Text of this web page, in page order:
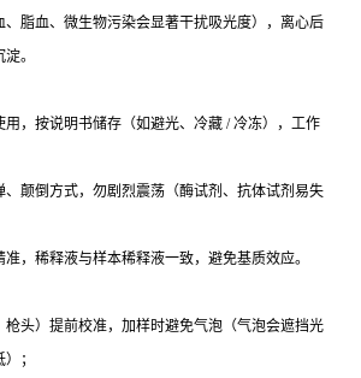
、脂血、微生物污染会显著干扰吸光度），离心后
。
用，按说明书储存（如避光、冷藏 / 冷冻），工作
、颠倒方式，勿剧烈震荡（酶试剂、抗体试剂易失
，稀释液与样本稀释液一致，避免基质效应。
枪头）提前校准，加样时避免气泡（气泡会遮挡光
；